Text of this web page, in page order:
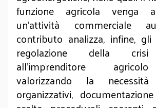
funzione agricola venga
un’attività commerciale
contributo analizza, infine,
regolazione della crisi
all’imprenditore
valorizzando la
organizzativi,